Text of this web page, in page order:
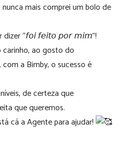
mais comprei um bolo de
“𝘧𝘰𝘪 𝘧𝘦𝘪𝘵𝘰 𝘱𝘰𝘳 𝘮𝘪𝘮”!
ao gosto do
a Bimby, o sucesso é
de certeza que
que queremos.
cá a Agente para ajudar!